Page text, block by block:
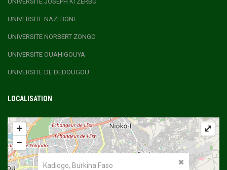
UNIVERSITE NAZI BONI
UNIVERSITE NORBERT ZONGO
UNIVERSITE OUAHIGOUYA
UNIVERSITE DE DEDOUGOU
LOCALISATION
Kadiogo, Burkina Faso
+
−
⤢